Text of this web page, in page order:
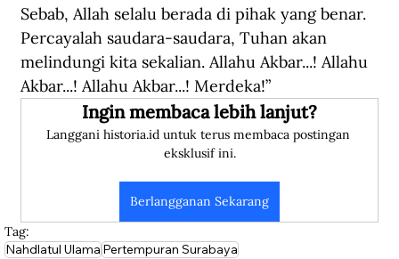
Sebab, Allah selalu berada di pihak yang benar.
Percayalah saudara-saudara, Tuhan akan
melindungi kita sekalian. Allahu Akbar...! Allahu
Akbar...! Allahu Akbar...! Merdeka!”
Ingin membaca lebih lanjut?
Langgani historia.id untuk terus membaca postingan
eksklusif ini.
Berlangganan Sekarang
Tag:
Nahdlatul UlamaPertempuran Surabaya